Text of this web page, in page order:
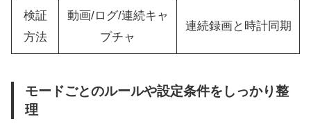
検証
方法
動画/ログ/連続キャ
プチャ
連続録画と時計同期
モードごとのルールや設定条件をしっかり整
理